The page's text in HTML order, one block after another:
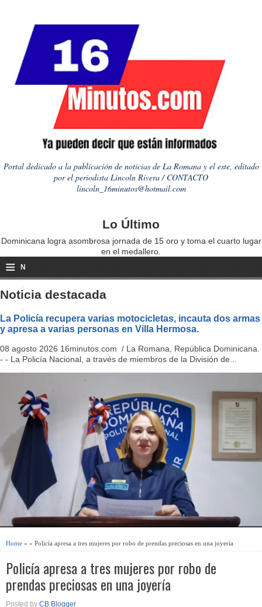
Portal dedicado a la publicación de noticias de La Romana y el este, editado
por el periodista Lincoln Rivera / CONTACTO
lincoln_16minutos@hotmail.com
Lo Último
Dominicana logra asombrosa jornada de 15 oro y toma el cuarto lugar
en el medallero.
≡ N
a
i
g
a
o
n
Noticia destacada
La Policía recupera varias motocicletas, incauta dos armas
y apresa a varias personas en Villa Hermosa.
08 agosto 2026 16minutos.com / La Romana, República Dominicana.
- - La Policía Nacional, a través de miembros de la División de...
Home » » Policía apresa a tres mujeres por robo de prendas preciosas en una joyería
Policía apresa a tres mujeres por robo de
prendas preciosas en una joyería
Posted by CB Blogger